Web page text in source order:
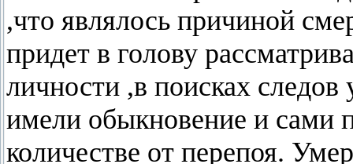
,что являлось причиной
придет в голову
личности ,в поисках
имели обыкновение и сами
количестве от перепоя.